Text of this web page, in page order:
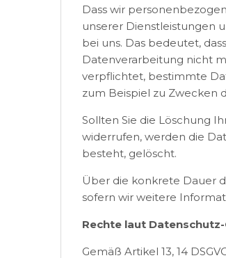
Dass wir
unserer Dienstleistungen
bei uns. Das bedeutet,
Datenverarbeitung nicht
verpflichtet, bestimmte
zum Beispiel zu Zwecken
Sollten Sie die Löschung
widerrufen, werden die
besteht, gelöscht.
Über die konkrete Dauer
sofern wir weitere
Rechte laut
Gemäß Artikel 13, 14